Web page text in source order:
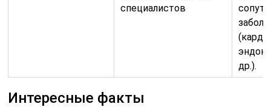
специалистов
др.).
Интересные факты